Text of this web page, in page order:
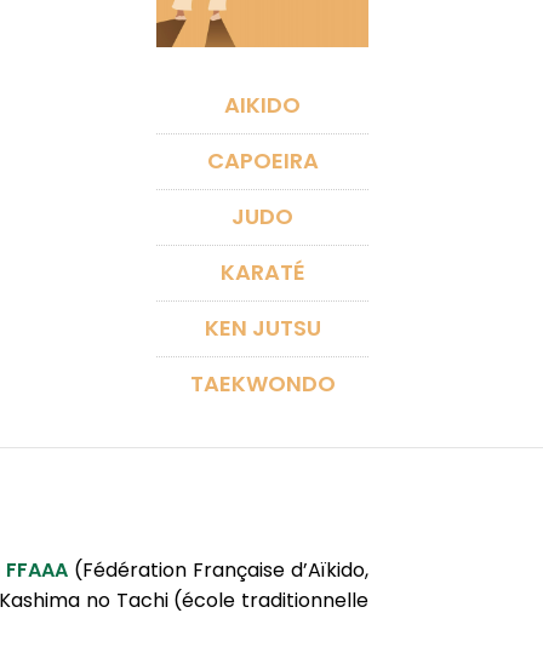
AIKIDO
CAPOEIRA
JUDO
KARATÉ
KEN JUTSU
TAEKWONDO
FFAAA (Fédération Française d’Aïkido,
no Tachi (école traditionnelle